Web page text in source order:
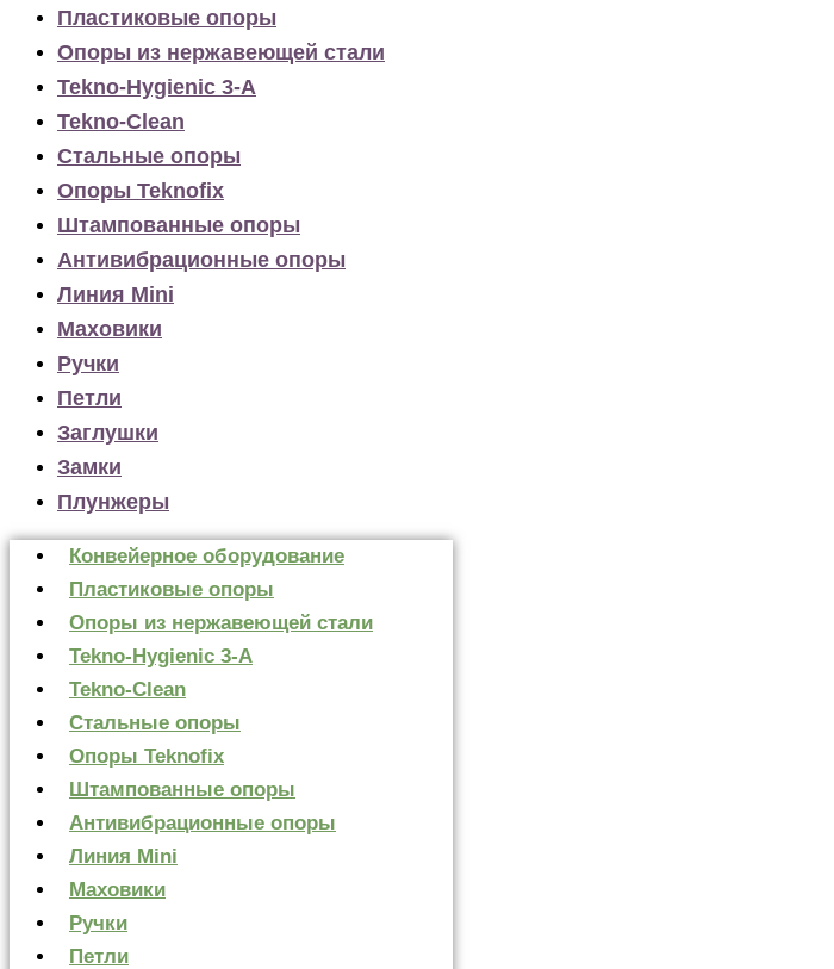
Пластиковые опоры
Опоры из нержавеющей стали
Tekno-Hygienic 3-А
Tekno-Clean
Стальные опоры
Опоры Teknofix
Штампованные опоры
Антивибрационные опоры
Линия Mini
Маховики
Ручки
Петли
Заглушки
Замки
Плунжеры
Конвейерное оборудование
Пластиковые опоры
Опоры из нержавеющей стали
Tekno-Hygienic 3-А
Tekno-Clean
Стальные опоры
Опоры Teknofix
Штампованные опоры
Антивибрационные опоры
Линия Mini
Маховики
Ручки
Петли